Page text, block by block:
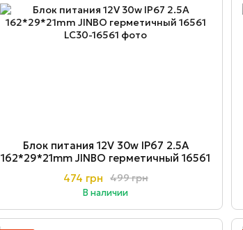
Блок питания 12V 30w ІР67 2.5A
162*29*21mm JINBO герметичный 16561
499 грн
474 грн
В наличии